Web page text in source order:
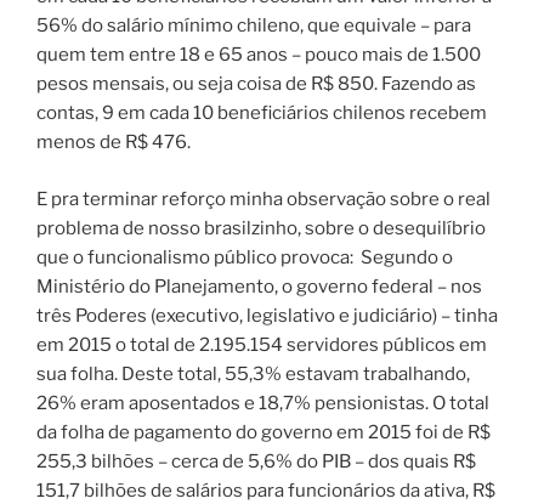
56% do salário mínimo chileno, que equivale – para
quem tem entre 18 e 65 anos – pouco mais de 1.500
pesos mensais, ou seja coisa de R$ 850. Fazendo as
contas, 9 em cada 10 beneficiários chilenos recebem
menos de R$ 476.
E pra terminar reforço minha observação sobre o real
problema de nosso brasilzinho, sobre o desequilíbrio
que o funcionalismo público provoca: Segundo o
Ministério do Planejamento, o governo federal – nos
três Poderes (executivo, legislativo e judiciário) – tinha
em 2015 o total de 2.195.154 servidores públicos em
sua folha. Deste total, 55,3% estavam trabalhando,
26% eram aposentados e 18,7% pensionistas. O total
da folha de pagamento do governo em 2015 foi de R$
255,3 bilhões – cerca de 5,6% do PIB – dos quais R$
151,7 bilhões de salários para funcionários da ativa, R$